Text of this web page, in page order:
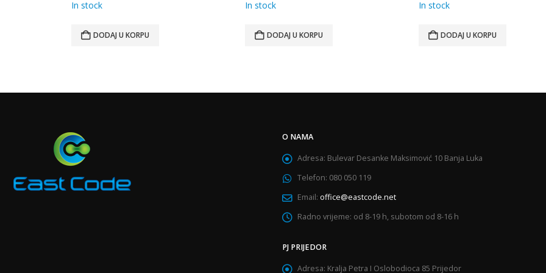
In stock
DODAJ U KORPU
In stock
DODAJ U KORPU
In stock
DODAJ U KORPU
O NAMA
Adresa: Bulevar Desanke Maksimović 10 Banja Luka
Telefon: 080 050 119
Email: office@eastcode.net
Radno vrijeme: od 8-19 h, subotom od 8-16 h
PJ PRIJEDOR
Adresa: Kralja Petra I Oslobodioca 85 Prijedor